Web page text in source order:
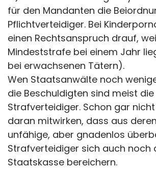
für den Mandanten die
Pflichtverteidiger. Bei
einen Rechtsanspruch drauf,
Mindeststrafe bei einem Jahr
bei erwachsenen Tätern).
Wen Staatsanwälte noch
die Beschuldigten sind meist die
Strafverteidiger. Schon gar
daran mitwirken, dass aus
unfähige, aber gnadenlos
Strafverteidiger sich auch noch
Staatskasse bereichern.